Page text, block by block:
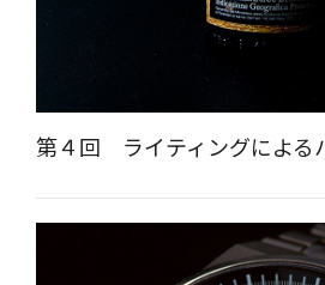
第４回 ライティングによる